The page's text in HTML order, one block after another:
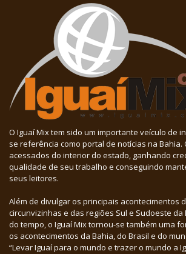
O Iguaí Mix tem sido um importante veículo de
se referência como portal de notícias na Bahia.
acessados do interior do estado, ganhando
qualidade de seu trabalho e conseguindo
seus leitores.
Além de divulgar os principais acontecimentos
circunvizinhas e das regiões Sul e Sudoeste da
do tempo, o Iguaí Mix tornou-se também uma
os acontecimentos da Bahia, do Brasil e do
“Levar Iguaí para o mundo e trazer o mundo a